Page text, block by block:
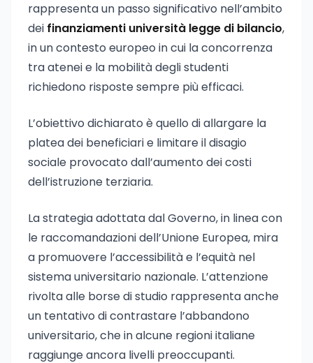
rappresenta un passo significativo nell’ambito
dei finanziamenti università legge di bilancio,
in un contesto europeo in cui la concorrenza
tra atenei e la mobilità degli studenti
richiedono risposte sempre più efficaci.
L’obiettivo dichiarato è quello di allargare la
platea dei beneficiari e limitare il disagio
sociale provocato dall’aumento dei costi
dell’istruzione terziaria.
La strategia adottata dal Governo, in linea con
le raccomandazioni dell’Unione Europea, mira
a promuovere l’accessibilità e l’equità nel
sistema universitario nazionale. L’attenzione
rivolta alle borse di studio rappresenta anche
un tentativo di contrastare l’abbandono
universitario, che in alcune regioni italiane
raggiunge ancora livelli preoccupanti.